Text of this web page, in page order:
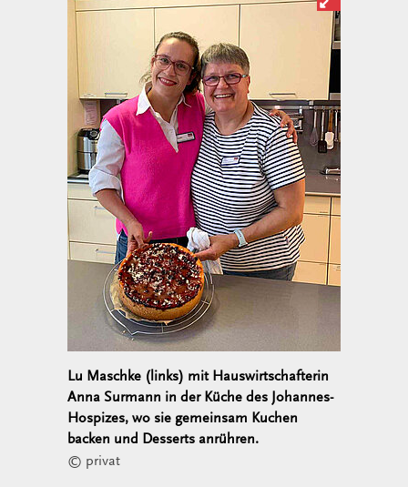
Lu Maschke (links) mit Hauswirtschafterin
Anna Surmann in der Küche des Johannes-
Hospizes, wo sie gemeinsam Kuchen
backen und Desserts anrühren.
© privat